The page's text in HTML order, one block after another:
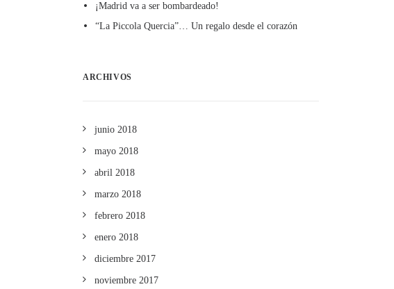
¡Madrid va a ser bombardeado!
“La Piccola Quercia”… Un regalo desde el corazón
ARCHIVOS
junio 2018
mayo 2018
abril 2018
marzo 2018
febrero 2018
enero 2018
diciembre 2017
noviembre 2017